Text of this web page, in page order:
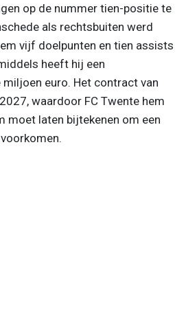
op de nummer tien-positie te
als rechtsbuiten werd
vijf doelpunten en tien assists
heeft hij een
euro. Het contract van
waardoor FC Twente hem
moet laten bijtekenen om een